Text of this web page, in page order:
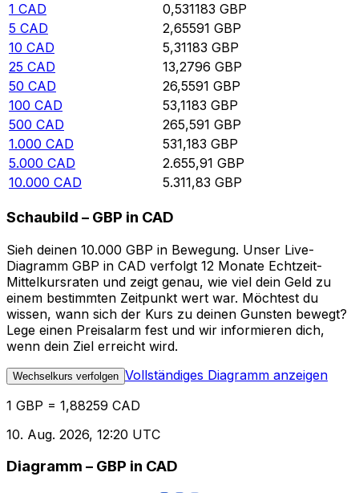
1 CAD 0,531183 GBP
5 CAD 2,65591 GBP
10 CAD 5,31183 GBP
25 CAD 13,2796 GBP
50 CAD 26,5591 GBP
100 CAD 53,1183 GBP
500 CAD 265,591 GBP
1.000 CAD 531,183 GBP
5.000 CAD 2.655,91 GBP
10.000 CAD 5.311,83 GBP
Schaubild – GBP in CAD
Sieh deinen 10.000 GBP in Bewegung. Unser Live-
Diagramm GBP in CAD verfolgt 12 Monate Echtzeit-
Mittelkursraten und zeigt genau, wie viel dein Geld zu
einem bestimmten Zeitpunkt wert war. Möchtest du
wissen, wann sich der Kurs zu deinen Gunsten bewegt?
Lege einen Preisalarm fest und wir informieren dich,
wenn dein Ziel erreicht wird.
Wechselkurs verfolgen Vollständiges Diagramm anzeigen
1 GBP = 1,88259 CAD
10. Aug. 2026, 12:20 UTC
Diagramm – GBP in CAD